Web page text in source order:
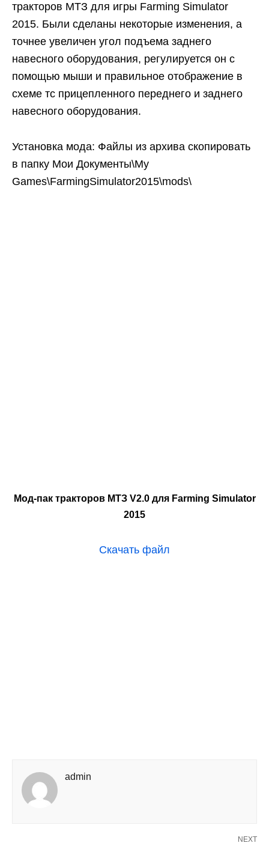
тракторов МТЗ для игры Farming Simulator
2015. Были сделаны некоторые изменения, а
точнее увеличен угол подъема заднего
навесного оборудования, регулируется он с
помощью мыши и правильное отображение в
схеме тс прицепленного переднего и заднего
навесного оборудования.
Установка мода: Файлы из архива скопировать
в папку Мои Документы\My
Games\FarmingSimulator2015\mods\
Мод-пак тракторов МТЗ V2.0 для Farming Simulator
2015
Скачать файл
admin
NEXT